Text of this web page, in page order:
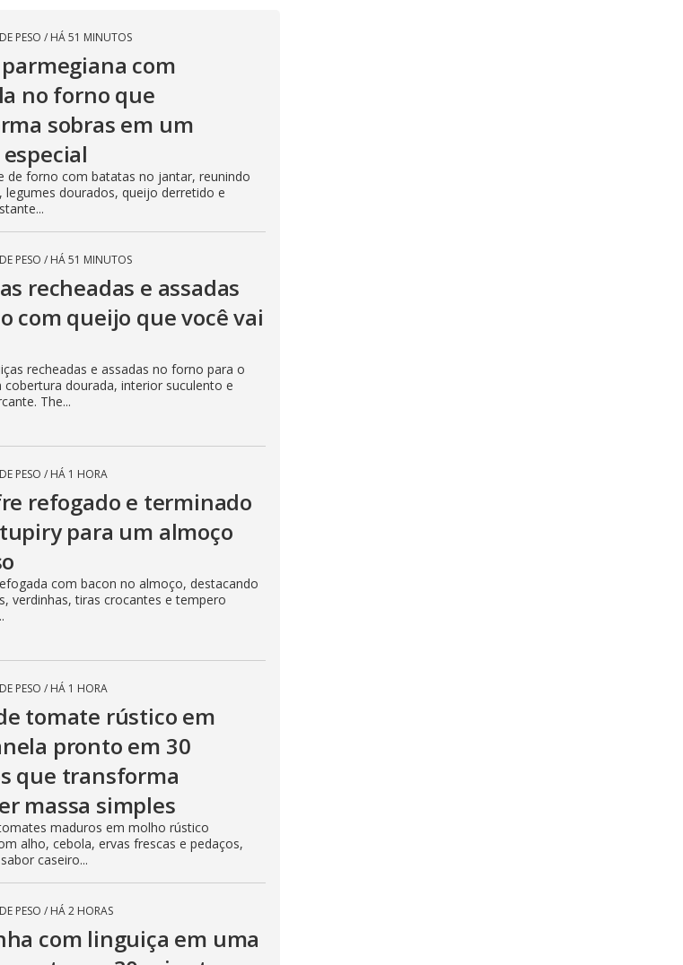
PESO / HÁ 51 MINUTOS
com
no forno que
sobras em um
de forno com batatas no jantar, reunindo
legumes dourados, queijo derretido e
PESO / HÁ 51 MINUTOS
recheadas e assadas
com queijo que você vai
recheadas e assadas no forno para o
dourada, interior suculento e
The...
PESO / HÁ 1 HORA
refogado e terminado
para um almoço
com bacon no almoço, destacando
verdinhas, tiras crocantes e tempero
PESO / HÁ 1 HORA
tomate rústico em
pronto em 30
que transforma
massa simples
maduros em molho rústico
alho, cebola, ervas frescas e pedaços,
caseiro...
PESO / HÁ 2 HORAS
com linguiça em uma